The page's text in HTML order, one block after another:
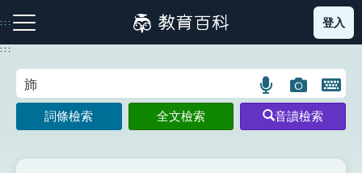
到
主
:::
注音索引圖示 筆畫索引圖示 部首索引表圖示
登入
:::
語
言
搜
圖
片
搜
開
鍵
圖
詞條檢索 全文檢索 音讀檢索